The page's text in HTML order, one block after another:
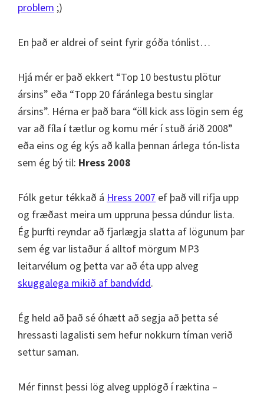
problem ;)
En það er aldrei of seint fyrir góða tónlist…
Hjá mér er það ekkert “Top 10 bestustu plötur
ársins” eða “Topp 20 fáránlega bestu singlar
ársins”. Hérna er það bara “öll kick ass lögin sem ég
var að fíla í tætlur og komu mér í stuð árið 2008”
eða eins og ég kýs að kalla þennan árlega tón-lista
sem ég bý til: Hress 2008
Fólk getur tékkað á Hress 2007 ef það vill rifja upp
og fræðast meira um uppruna þessa dúndur lista.
Ég þurfti reyndar að fjarlægja slatta af lögunum þar
sem ég var listaður á alltof mörgum MP3
leitarvélum og þetta var að éta upp alveg
skuggalega mikið af bandvídd.
Ég held að það sé óhætt að segja að þetta sé
hressasti lagalisti sem hefur nokkurn tíman verið
settur saman.
Mér finnst þessi lög alveg upplögð í ræktina –